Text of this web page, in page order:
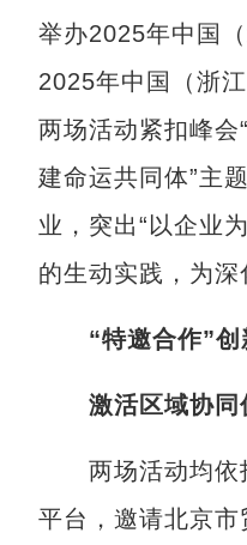
举办2025年中国
2025年中国（浙
两场活动紧扣峰
建命运共同体”主
业，突出“以企业
的生动实践，为深
“特邀合作”
激活区域协同
两场活动均依托
平台，邀请北京